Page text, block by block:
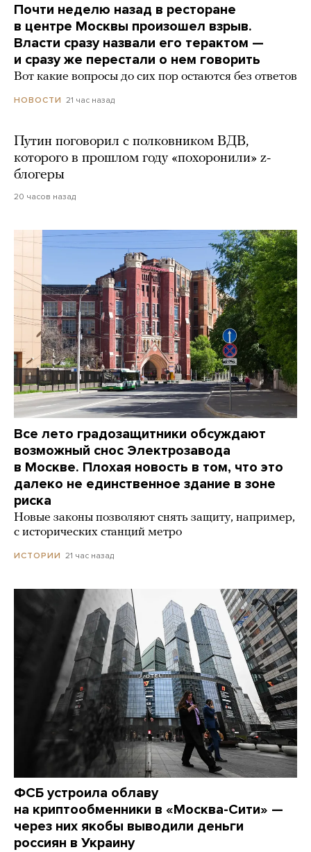
Почти неделю назад в ресторане
в центре Москвы произошел взрыв.
Власти сразу назвали его терактом —
и сразу же перестали о нем говорить
Вот какие вопросы до сих пор остаются без ответов
НОВОСТИ 21 час назад
Путин поговорил с полковником ВДВ,
которого в прошлом году «похоронили» z-
блогеры
20 часов назад
Все лето градозащитники обсуждают
возможный снос Электрозавода
в Москве. Плохая новость в том, что это
далеко не единственное здание в зоне
риска
Новые законы позволяют снять защиту, например,
с исторических станций метро
ИСТОРИИ 21 час назад
ФСБ устроила облаву
на криптообменники в «Москва-Сити» —
через них якобы выводили деньги
россиян в Украину